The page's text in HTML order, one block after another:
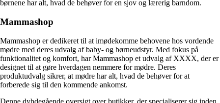
børnene har alt, hvad de behøver for en sjov og lærerig barndom.
Mammashop
Mammashop er dedikeret til at imødekomme behovene hos vordende
mødre med deres udvalg af baby- og børneudstyr. Med fokus på
funktionalitet og komfort, har Mammashop et udvalg af XXXX, der er
designet til at gøre hverdagen nemmere for mødre. Deres
produktudvalg sikrer, at mødre har alt, hvad de behøver for at
forberede sig til den kommende ankomst.
Denne dybdegående oversigt over butikker, der specialiserer sig inden